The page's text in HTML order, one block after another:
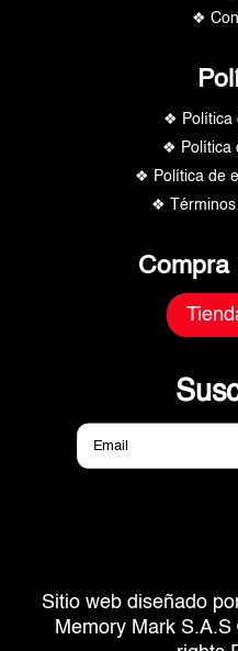
❖
❖ Política
❖ Política
❖ Política de
❖ Términos
Compra
Sitio web diseñado
Memory Mark